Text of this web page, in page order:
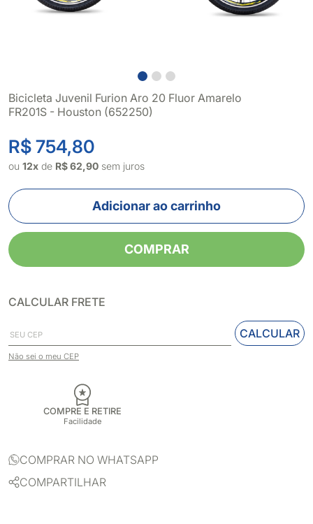
Bicicleta Juvenil Furion Aro 20 Fluor Amarelo
FR201S - Houston (652250)
R$ 754,80
ou 12x de R$ 62,90 sem juros
Adicionar ao carrinho
COMPRAR
CALCULAR FRETE
CALCULAR
Não sei o meu CEP
COMPRE E RETIRE
Facilidade
COMPRAR NO WHATSAPP
COMPARTILHAR